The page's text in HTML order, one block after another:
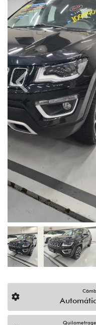
Previous
Automático
Avenida Doutor Alberto
Campinas / São Paulo